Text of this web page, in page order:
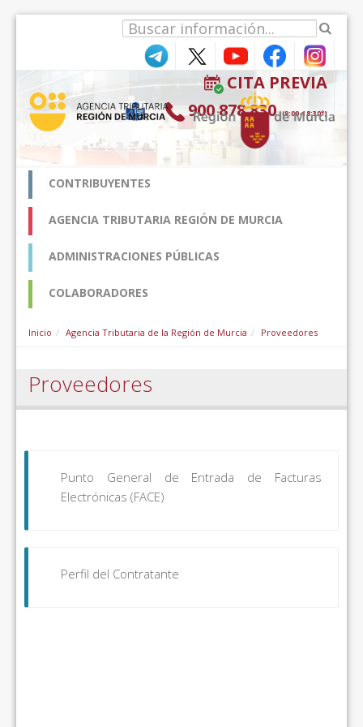
CITA PREVIA
900 878 830 (9:00-18:30*)
CONTRIBUYENTES
AGENCIA TRIBUTARIA REGIÓN DE MURCIA
ADMINISTRACIONES PÚBLICAS
COLABORADORES
Inicio Agencia Tributaria de la Región de Murcia Proveedores
Proveedores
Punto General de Entrada de Facturas
Electrónicas (FACE)
Perfil del Contratante